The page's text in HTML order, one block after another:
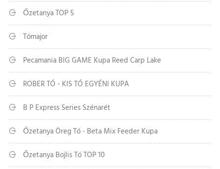
Őzetanya TOP 5
Tómajor
Pecamania BIG GAME Kupa Reed Carp Lake
ROBER TÓ - KIS TÓ EGYÉNI KUPA
B P Express Series Szénarét
Őzetanya Öreg Tó - Beta Mix Feeder Kupa
Őzetanya Bojlis Tó TOP 10